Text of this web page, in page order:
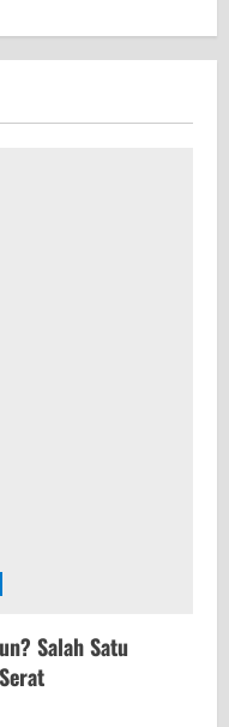
Salah Satu